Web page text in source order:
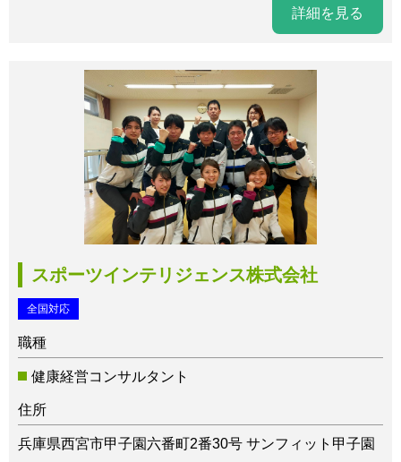
詳細を見る
スポーツインテリジェンス株式会社
全国対応
職種
健康経営コンサルタント
住所
兵庫県西宮市甲子園六番町2番30号 サンフィット甲子園